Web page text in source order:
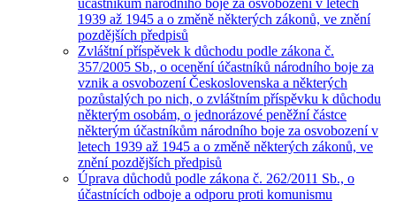
účastníkům národního boje za osvobození v letech
1939 až 1945 a o změně některých zákonů, ve znění
pozdějších předpisů
Zvláštní příspěvek k důchodu podle zákona č.
357/2005 Sb., o ocenění účastníků národního boje za
vznik a osvobození Československa a některých
pozůstalých po nich, o zvláštním příspěvku k důchodu
některým osobám, o jednorázové peněžní částce
některým účastníkům národního boje za osvobození v
letech 1939 až 1945 a o změně některých zákonů, ve
znění pozdějších předpisů
Úprava důchodů podle zákona č. 262/2011 Sb., o
účastnících odboje a odporu proti komunismu